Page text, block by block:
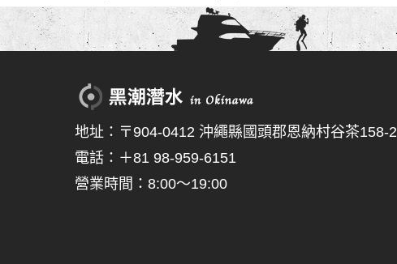
地址：〒904-0412 沖繩縣國頭郡恩納村谷茶158-2
電話：＋81 98-959-6151
營業時間：8:00～19:00